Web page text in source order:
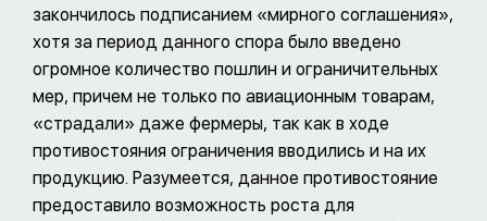
закончилось подписанием «мирного соглашения»,
хотя за период данного спора было введено
огромное количество пошлин и ограничительных
мер, причем не только по авиационным товарам,
«страдали» даже фермеры, так как в ходе
противостояния ограничения вводились и на их
продукцию. Разумеется, данное противостояние
предоставило возможность роста для